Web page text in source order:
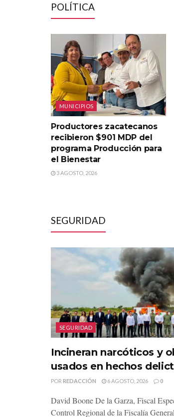
POLÍTICA
MUNICIPIOS
Productores zacatecanos
recibieron $901 MDP del
programa Producción para
el Bienestar
3 AGOSTO, 2026
SEGURIDAD
SEGURIDAD
Incineran narcóticos y
usados en hechos
POR REDACCIÓN 6 AGOSTO, 2026 0
David Boone De la Garza, Fiscal
Control Regional de la Fiscalía